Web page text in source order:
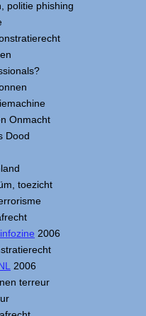
politie phishing
Onmacht
Dood
toezicht
2006
2006
terreur